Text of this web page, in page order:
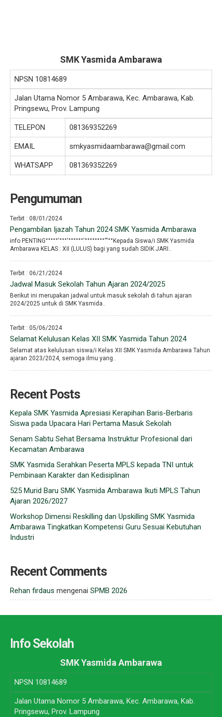
SMK Yasmida Ambarawa
NPSN 10814689
Jalan Utama Nomor 5 Ambarawa, Kec. Ambarawa, Kab.
Pringsewu, Prov. Lampung
TELEPON 081369352269
EMAIL smkyasmidaambarawa@gmail.com
WHATSAPP 081369352269
Pengumuman
Terbit : 08/01/2024
Pengambilan Ijazah Tahun 2024 SMK Yasmida Ambarawa
info PENTING°°°°°′°°°′°°°°°°′°°°°°°°°′′′°°Kepada Siswa/i SMK Yasmida
Ambarawa KELAS : XII (LULUS) bagi yang sudah SIDIK JARI..
Terbit : 06/21/2024
Jadwal Masuk Sekolah Tahun Ajaran 2024/2025
Berikut ini merupakan jadwal untuk masuk sekolah di tahun ajaran
2024/2025 untuk di SMK Yasmida..
Terbit : 05/06/2024
Selamat Kelulusan Kelas XII SMK Yasmida Tahun 2024
Selamat atas kelulusan siswa/i Kelas XII SMK Yasmida Ambarawa Tahun
ajaran 2023/2024, semoga ilmu yang..
Recent Posts
Kepala SMK Yasmida Apresiasi Kerapihan Baris-Berbaris
Siswa pada Upacara Hari Pertama Masuk Sekolah
Senam Sabtu Sehat Bersama Instruktur Profesional dari
Kecamatan Ambarawa
SMK Yasmida Serahkan Peserta MPLS kepada TNI untuk
Pembinaan Karakter dan Kedisiplinan
525 Murid Baru SMK Yasmida Ambarawa Ikuti MPLS Tahun
Ajaran 2026/2027
Workshop Dimensi Reskilling dan Upskilling SMK Yasmida
Ambarawa Tingkatkan Kompetensi Guru Sesuai Kebutuhan
Industri
Recent Comments
Rehan firdaus mengenai SPMB 2026
Info Sekolah
SMK Yasmida Ambarawa
NPSN 10814689
Jalan Utama Nomor 5 Ambarawa, Kec. Ambarawa, Kab.
Pringsewu, Prov. Lampung